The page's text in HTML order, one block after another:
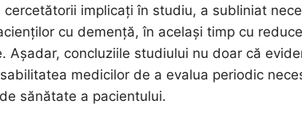
implicați în studiu, a subliniat
cu demență, în același timp cu
Așadar, concluziile studiului nu doar că
medicilor de a evalua periodic
sănătate a pacientului.